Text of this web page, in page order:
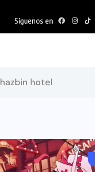
Síguenos en
hazbin hotel